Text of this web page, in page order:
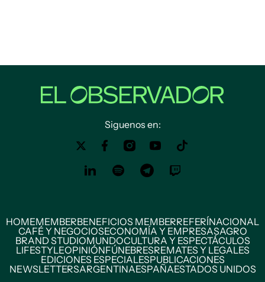
Siguenos en:
HOMEMEMBERBENEFICIOS MEMBERREFERÍNACIONAL
CAFÉ Y NEGOCIOSECONOMÍA Y EMPRESASAGRO
BRAND STUDIOMUNDOCULTURA Y ESPECTÁCULOS
LIFESTYLEOPINIÓNFÚNEBRESREMATES Y LEGALES
EDICIONES ESPECIALESPUBLICACIONES
NEWSLETTERSARGENTINAESPAÑAESTADOS UNIDOS